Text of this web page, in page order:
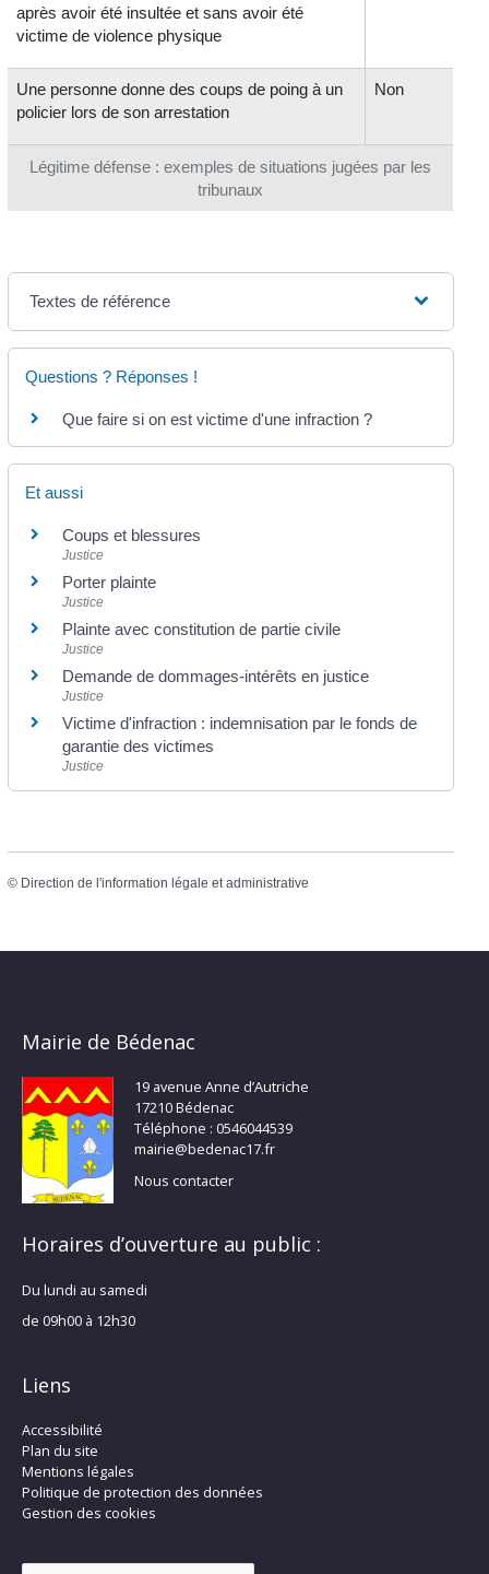
Légitime défense : exemples de situations jugées par les
tribunaux
après avoir été insultée et sans avoir été
victime de violence physique
Une personne donne des coups de poing à un
policier lors de son arrestation
Non
Textes de référence
Questions ? Réponses !
Que faire si on est victime d'une infraction ?
Et aussi
Coups et blessures
Justice
Porter plainte
Justice
Plainte avec constitution de partie civile
Justice
Demande de dommages-intérêts en justice
Justice
Victime d'infraction : indemnisation par le fonds de
garantie des victimes
Justice
© Direction de l'information légale et administrative
Mairie de Bédenac
19 avenue Anne d’Autriche
17210 Bédenac
Téléphone : 0546044539
mairie@bedenac17.fr
Nous contacter
Horaires d’ouverture au public :
Du lundi au samedi
de 09h00 à 12h30
Liens
Accessibilité
Plan du site
Mentions légales
Politique de protection des données
Gestion des cookies